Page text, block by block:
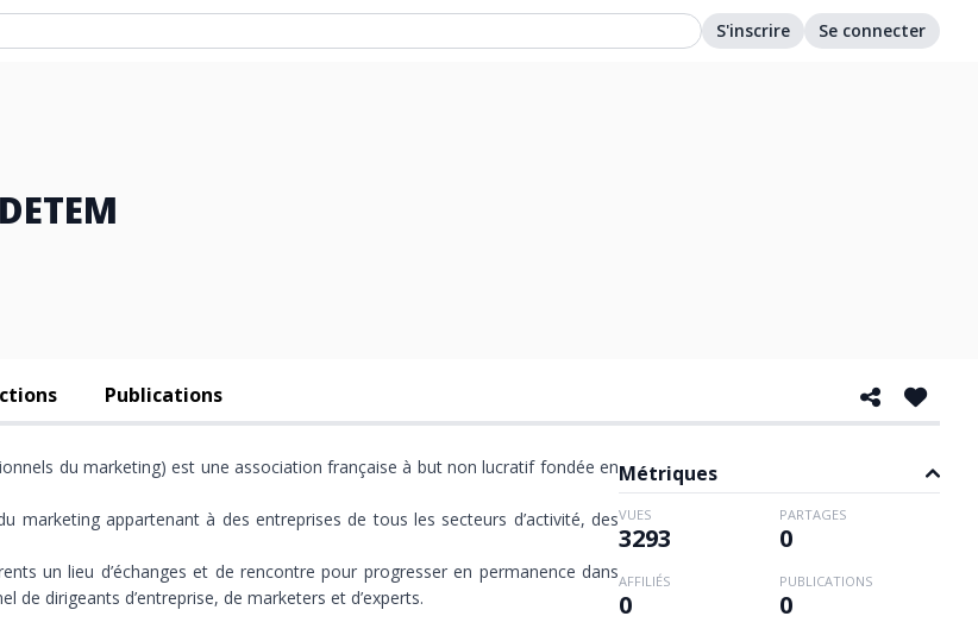
S'inscrire Se connecter
Publications
du marketing) est une association française à but non lucratif fondée en
marketing appartenant à des entreprises de tous les secteurs d’activité, des
un lieu d’échanges et de rencontre pour progresser en permanence dans
de dirigeants d’entreprise, de marketers et d’experts.
Métriques
VUES
3293
PARTAGES
0
AFFILIÉS
0
PUBLICATIONS
0